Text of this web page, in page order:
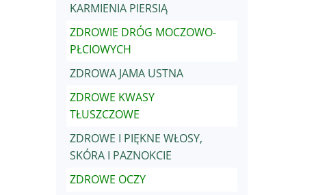
KARMIENIA PIERSIĄ
ZDROWIE DRÓG MOCZOWO-
PŁCIOWYCH
ZDROWA JAMA USTNA
ZDROWE KWASY
TŁUSZCZOWE
ZDROWE I PIĘKNE WŁOSY,
SKÓRA I PAZNOKCIE
ZDROWE OCZY